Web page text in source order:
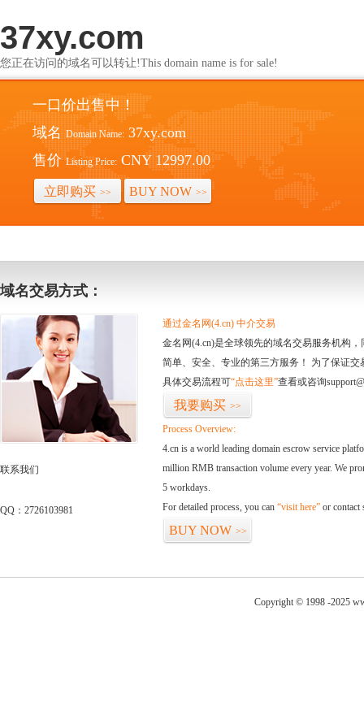
37xy.com
您正在访问的域名可以转让!This domain name is for sale!
一口价出售中！
域名 Domain Name: 37xy.com
售价 Listing Price: CNY 12997.00
立即购买 >> BUY NOW >>
域名交易方式：
联系我们
QQ：2726103981
通过金名网(4.cn) 中介交易
金名网(4.cn)是全球领先的域名交易服务机构
简单、安全、专业的第三方服务！ 为了保证
具体交易流程可“点击这里”查看或咨询
我要购买 >>
Process Overview:
4.cn is a world leading domain escrow service
million RMB transaction volume every year. We
5 workdays.
For detailed process, you can “visit here” or contact
BUY NOW >>
Copyright © 1998 -2025